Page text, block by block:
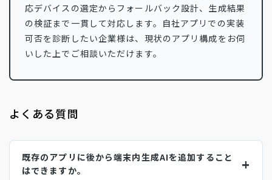
応デバイスの選定からフォールバック設計、生成結果
の検証まで一貫して対応します。自社アプリでの実装
可否を診断したい企業様は、現状のアプリ構成をお伺
いした上でご相談いただけます。
よくある質問
既存のアプリに後から端末内生成AIを追加すること
はできますか。